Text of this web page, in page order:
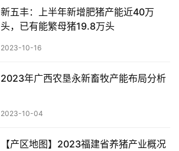
新五丰：上半年新增肥猪产能近40万
头，已有能繁母猪19.8万头
2023-10-16
2023年广西农垦永新畜牧产能布局分析
2023-10-04
【产区地图】2023福建省养猪产业概况